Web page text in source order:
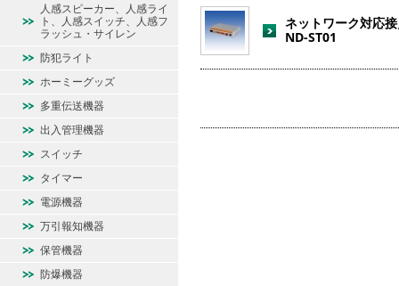
ネットワーク対応
ND-ST01
人感スピーカー、人感ライ
ト、人感スイッチ、人感フ
ラッシュ・サイレン
防犯ライト
ホーミーグッズ
多重伝送機器
出入管理機器
スイッチ
タイマー
電源機器
万引報知機器
保管機器
防爆機器